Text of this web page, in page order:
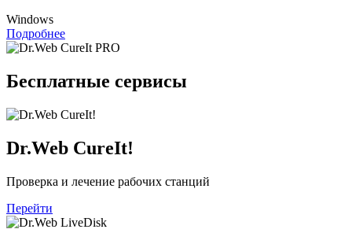
Windows
Подробнее
Бесплатные сервисы
Dr.Web CureIt!
Проверка и лечение рабочих станций
Перейти